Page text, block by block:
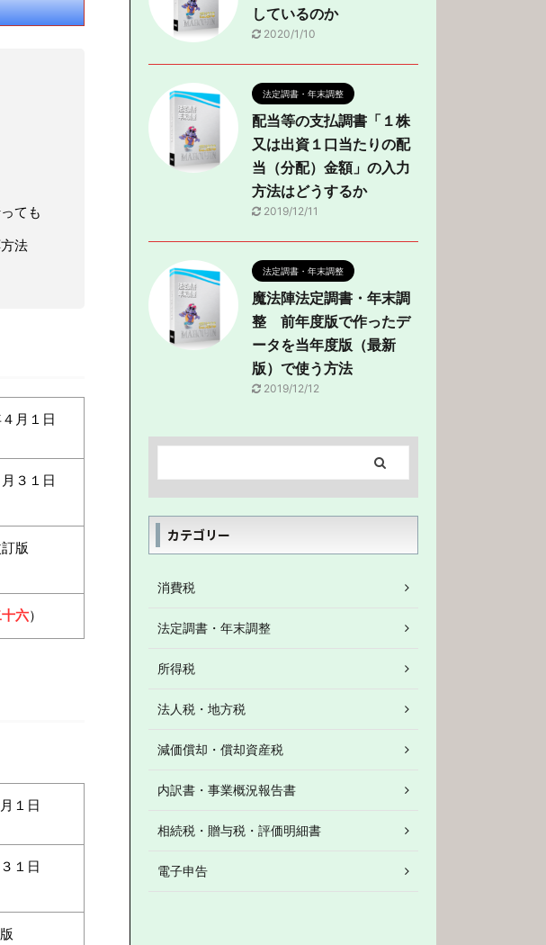
ても
法
月１日
３１日
版
六）
１日
１日
しているのか
2020/1/10
法定調書・年末調整
配当等の支払調書「１株
又は出資１口当たりの配
当（分配）金額」の入力
方法はどうするか
2019/12/11
法定調書・年末調整
魔法陣法定調書・年末調
整 前年度版で作ったデ
ータを当年度版（最新
版）で使う方法
2019/12/12
カテゴリー
消費税
法定調書・年末調整
所得税
法人税・地方税
減価償却・償却資産税
内訳書・事業概況報告書
相続税・贈与税・評価明細書
電子申告